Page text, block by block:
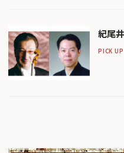
紀尾
PICK UP